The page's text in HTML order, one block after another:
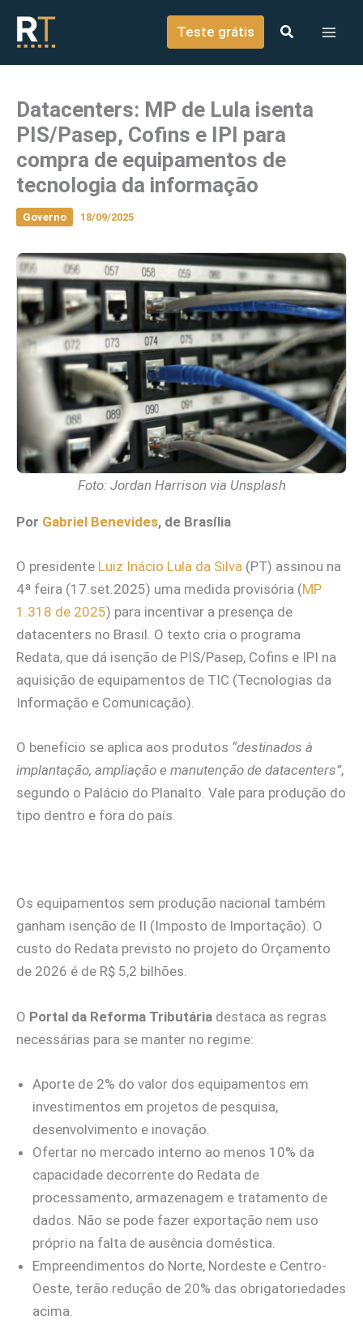
conteúdo
Teste grátis
Datacenters: MP de Lula isenta
PIS/Pasep, Cofins e IPI para
compra de equipamentos de
tecnologia da informação
Governo 18/09/2025
Foto: Jordan Harrison via Unsplash
Por Gabriel Benevides, de Brasília
O presidente Luiz Inácio Lula da Silva (PT) assinou na
4ª feira (17.set.2025) uma medida provisória (MP
1.318 de 2025) para incentivar a presença de
datacenters no Brasil. O texto cria o programa
Redata, que dá isenção de PIS/Pasep, Cofins e IPI na
aquisição de equipamentos de TIC (Tecnologias da
Informação e Comunicação).
O benefício se aplica aos produtos “destinados à
implantação, ampliação e manutenção de datacenters”,
segundo o Palácio do Planalto. Vale para produção do
tipo dentro e fora do país.
Os equipamentos sem produção nacional também
ganham isenção de II (Imposto de Importação). O
custo do Redata previsto no projeto do Orçamento
de 2026 é de R$ 5,2 bilhões.
O Portal da Reforma Tributária destaca as regras
necessárias para se manter no regime:
Aporte de 2% do valor dos equipamentos em
investimentos em projetos de pesquisa,
desenvolvimento e inovação.
Ofertar no mercado interno ao menos 10% da
capacidade decorrente do Redata de
processamento, armazenagem e tratamento de
dados. Não se pode fazer exportação nem uso
próprio na falta de ausência doméstica.
Empreendimentos do Norte, Nordeste e Centro-
Oeste, terão redução de 20% das obrigatoriedades
acima.